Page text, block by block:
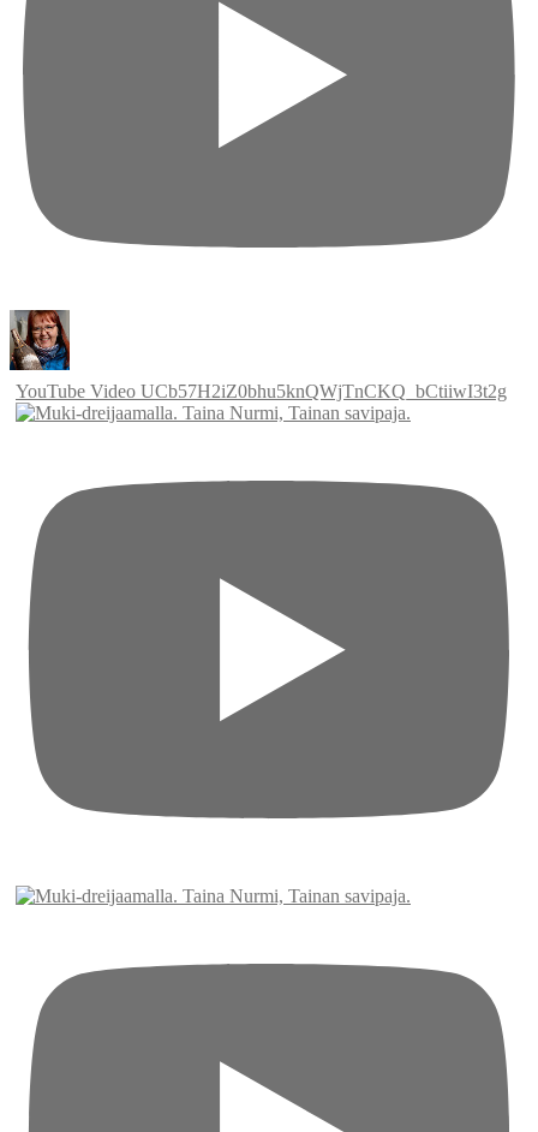
YouTube Video UCb57H2iZ0bhu5knQWjTnCKQ_bCtiiwI3t2g